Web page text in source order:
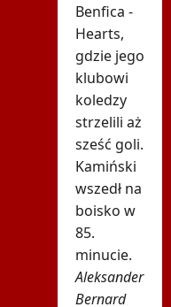
Benfica -
Hearts,
gdzie jego
klubowi
koledzy
strzelili aż
sześć goli.
Kamiński
wszedł na
boisko w
85.
minucie.
Aleksander
Bernard